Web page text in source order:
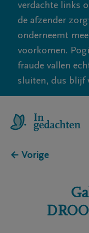
verdachte links
de afzender
onderneemt
voorkomen.
fraude vallen
sluiten, dus blijf
← Vorige